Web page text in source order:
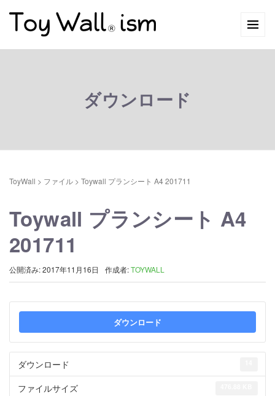
ダウンロード
ToyWall > ファイル > Toywall プランシート A4 201711
Toywall プランシート A4
201711
公開済み: 2017年11月16日 作成者:TOYWALL
ダウンロード
ダウンロード
ファイルサイズ